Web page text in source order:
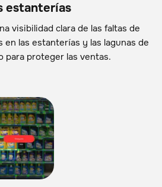
estanterías
visibilidad clara de las faltas de
en las estanterías y las lagunas de
para proteger las ventas.